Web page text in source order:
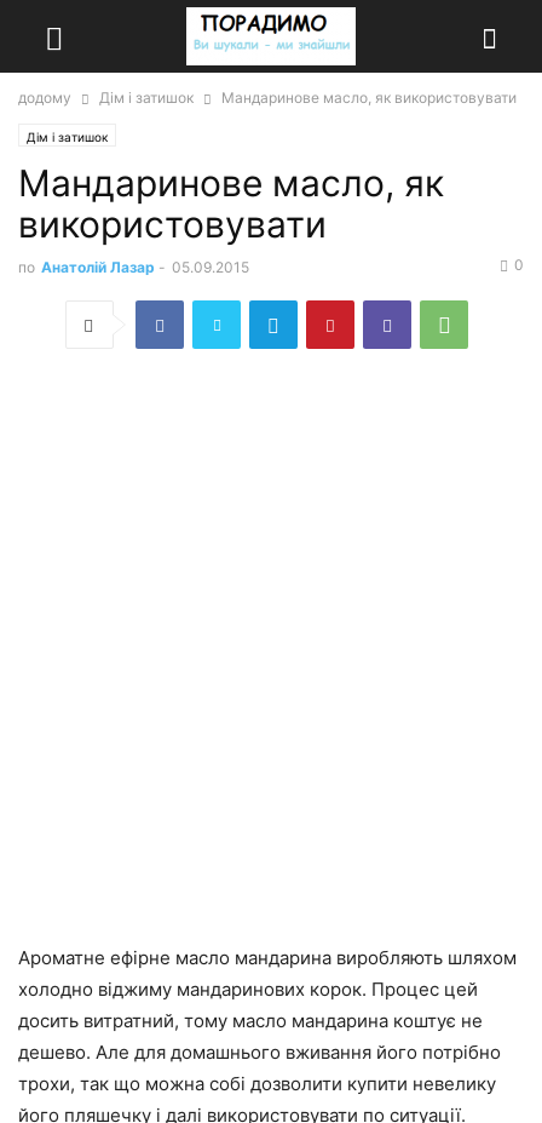
додому Дім і затишок Мандаринове масло, як використовувати
Дім і затишок
Мандаринове масло, як
використовувати
по Анатолій Лазар - 05.09.2015 0
Ароматне ефірне масло мандарина виробляють шляхом
холодно віджиму мандаринових корок. Процес цей
досить витратний, тому масло мандарина коштує не
дешево. Але для домашнього вживання його потрібно
трохи, так що можна собі дозволити купити невелику
його пляшечку і далі використовувати по ситуації.